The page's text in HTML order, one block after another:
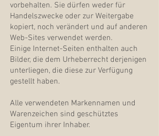
vorbehalten. Sie dürfen weder für
Handelszwecke oder zur Weitergabe
kopiert, noch verändert und auf anderen
Web-Sites verwendet werden.
Einige Internet-Seiten enthalten auch
Bilder, die dem Urheberrecht derjenigen
unterliegen, die diese zur Verfügung
gestellt haben.
Alle verwendeten Markennamen und
Warenzeichen sind geschütztes
Eigentum ihrer Inhaber.